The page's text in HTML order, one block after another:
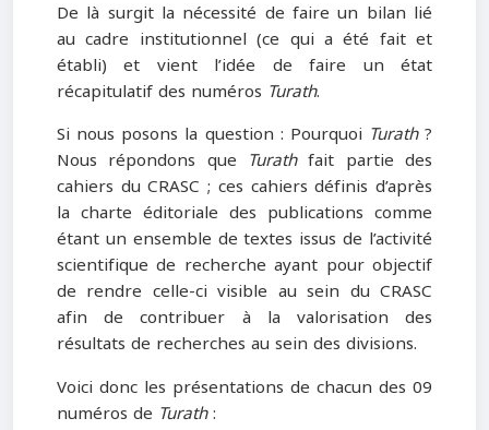
De là surgit la nécessité de faire un bilan lié
au cadre institutionnel (ce qui a été fait et
établi) et vient l’idée de faire un état
récapitulatif des numéros Turath.
Si nous posons la question : Pourquoi Turath?
Nous répondons que Turathfait partie des
cahiers du CRASC ; ces cahiers définis d’après
la charte éditoriale des publications comme
étant un ensemble de textes issus de l’activité
scientifique de recherche ayant pour objectif
de rendre celle-ci visible au sein du CRASC
afin de contribuer à la valorisation des
résultats de recherches au sein des divisions.
Voici donc les présentations de chacun des 09
numéros de Turath: